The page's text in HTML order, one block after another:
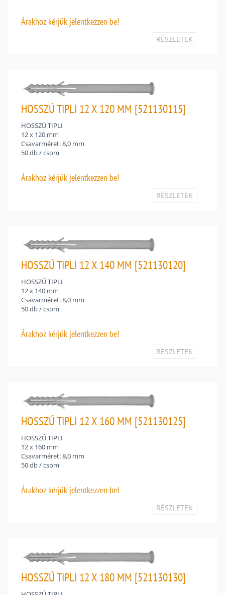
Árakhoz kérjük jelentkezzen be!
RÉSZLETEK
HOSSZÚ TIPLI 12 X 120 MM [521130115]
HOSSZÚ TIPLI
12 x 120 mm
Csavarméret: 8,0 mm
50 db / csom
Árakhoz kérjük jelentkezzen be!
RÉSZLETEK
HOSSZÚ TIPLI 12 X 140 MM [521130120]
HOSSZÚ TIPLI
12 x 140 mm
Csavarméret: 8,0 mm
50 db / csom
Árakhoz kérjük jelentkezzen be!
RÉSZLETEK
HOSSZÚ TIPLI 12 X 160 MM [521130125]
HOSSZÚ TIPLI
12 x 160 mm
Csavarméret: 8,0 mm
50 db / csom
Árakhoz kérjük jelentkezzen be!
RÉSZLETEK
HOSSZÚ TIPLI 12 X 180 MM [521130130]